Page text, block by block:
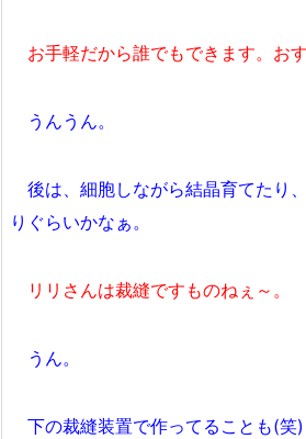
お手軽だから誰でもできます。おす
うんうん。
後は、細胞しながら結晶育てたり
りぐらいかなぁ。
リリさんは裁縫ですものねぇ～。
うん。
下の裁縫装置で作ってることも(笑)